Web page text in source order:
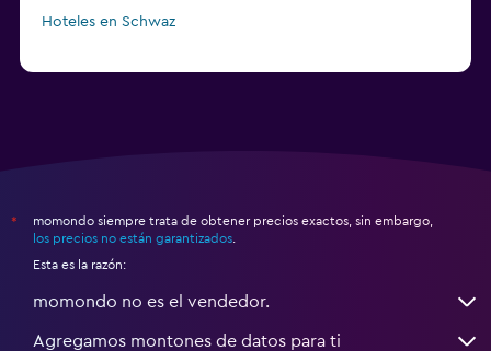
Hoteles en Schwaz
*
momondo siempre trata de obtener precios exactos, sin embargo,
los precios no están garantizados
Esta es la razón:
momondo no es el vendedor.
Agregamos montones de datos para ti